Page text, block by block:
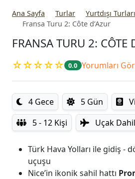
Ana Sayfa Turlar
Yurtdışı Turları
Fransa Turu 2: Côte d’Azur
FRANSA TURU 2: CÔTE
☆☆☆☆☆ 0.0 Yorumları
4 Gece 5 Gün
5 - 12 Kişi
Uçak Dahil
Türk Hava Yolları ile gidiş -
uçuşu
Nice’in ikonik sahil hattı